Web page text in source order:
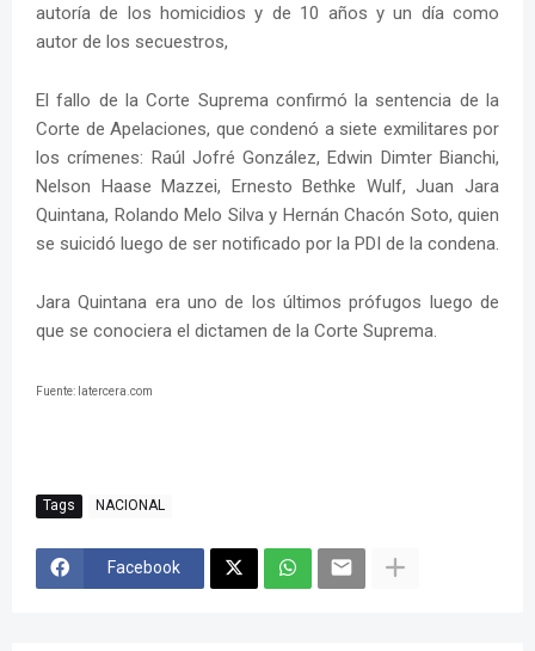
autoría de los homicidios y de 10 años y un día como
autor de los secuestros,
El fallo de la Corte Suprema confirmó la sentencia de la
Corte de Apelaciones, que condenó a siete exmilitares por
los crímenes: Raúl Jofré González, Edwin Dimter Bianchi,
Nelson Haase Mazzei, Ernesto Bethke Wulf, Juan Jara
Quintana, Rolando Melo Silva y Hernán Chacón Soto, quien
se suicidó luego de ser notificado por la PDI de la condena.
Jara Quintana era uno de los últimos prófugos luego de
que se conociera el dictamen de la Corte Suprema.
Fuente: latercera.com
Tags NACIONAL
Facebook